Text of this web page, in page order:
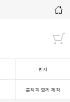
반지
흔적과 함께 제작